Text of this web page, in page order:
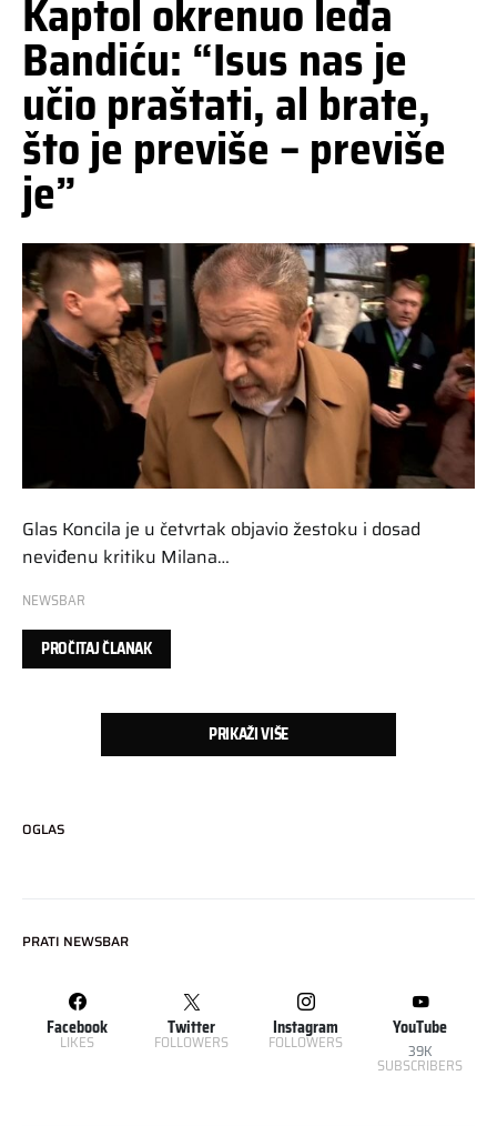
Kaptol okrenuo leđa
Bandiću: “Isus nas je
učio praštati, al brate,
što je previše – previše
je”
Glas Koncila je u četvrtak objavio žestoku i dosad
neviđenu kritiku Milana…
NEWSBAR
PROČITAJ ČLANAK
PRIKAŽI VIŠE
OGLAS
PRATI NEWSBAR
Facebook
LIKES
Twitter
FOLLOWERS
Instagram
FOLLOWERS
YouTube
39K
SUBSCRIBERS